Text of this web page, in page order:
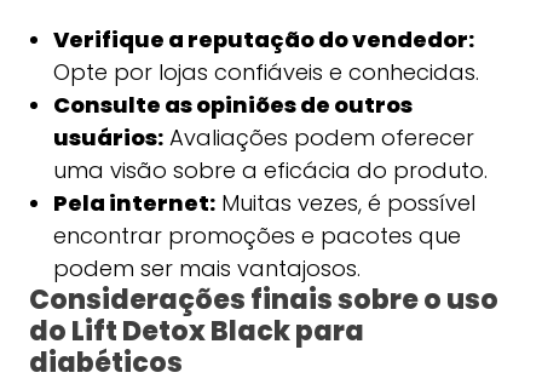
Verifique a reputação do vendedor:
Opte por lojas confiáveis e conhecidas.
Consulte as opiniões de outros
usuários:Avaliações podem oferecer
uma visão sobre a eficácia do produto.
Pela internet:Muitas vezes, é possível
encontrar promoções e pacotes que
podem ser mais vantajosos.
Considerações finais sobre o uso
do Lift Detox Black para
diabéticos